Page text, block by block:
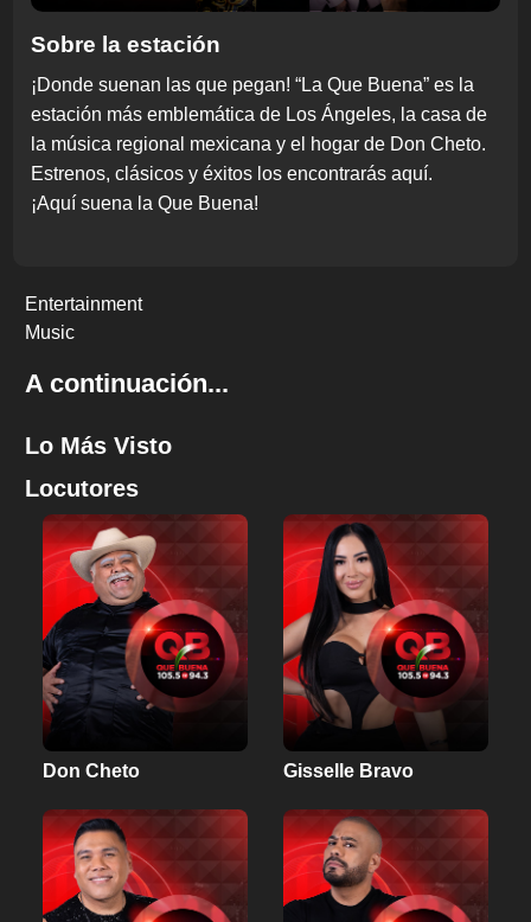
Sobre la estación
¡Donde suenan las que pegan! “La Que Buena” es la
estación más emblemática de Los Ángeles, la casa de
la música regional mexicana y el hogar de Don Cheto.
Estrenos, clásicos y éxitos los encontrarás aquí.
¡Aquí suena la Que Buena!
Entertainment
Music
A continuación...
Lo Más Visto
Locutores
Don Cheto Gisselle Bravo